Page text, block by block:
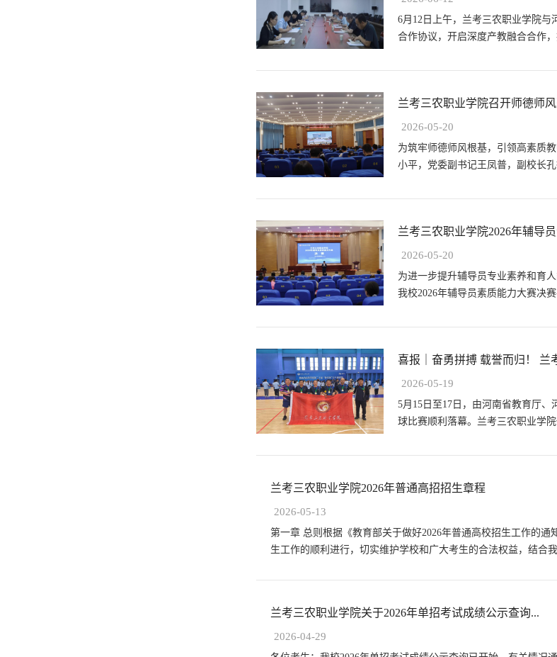
6月12日上午，兰考三农职业学院与
合作协议，开启深度产教融合合作
兰考三农职业学院召开师德师
2026-05-20
为筑牢师德师风根基，引领高素质
小平，党委副书记王凤普，副校长
兰考三农职业学院2026年辅导
2026-05-20
为进一步提升辅导员专业素养和育
我校2026年辅导员素质能力大赛决
喜报｜奋勇拼搏 载誉而归！ 兰
2026-05-19
5月15日至17日，由河南省教育厅
球比赛顺利落幕。兰考三农职业学
兰考三农职业学院2026年普通高招招生章程
2026-05-13
第一章 总则根据《教育部关于做好2026年普通高校招生工作的
生工作的顺利进行，切实维护学校和广大考生的合法权益，结合
兰考三农职业学院关于2026年单招考试成绩公示查询...
2026-04-29